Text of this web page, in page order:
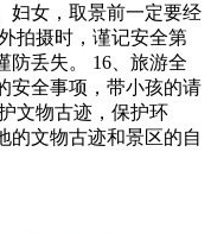
妇女，取景前一定要经
拍摄时，谨记安全第
防丢失。 16、旅游全
安全事项，带小孩的请
文物古迹，保护环
的文物古迹和景区的自